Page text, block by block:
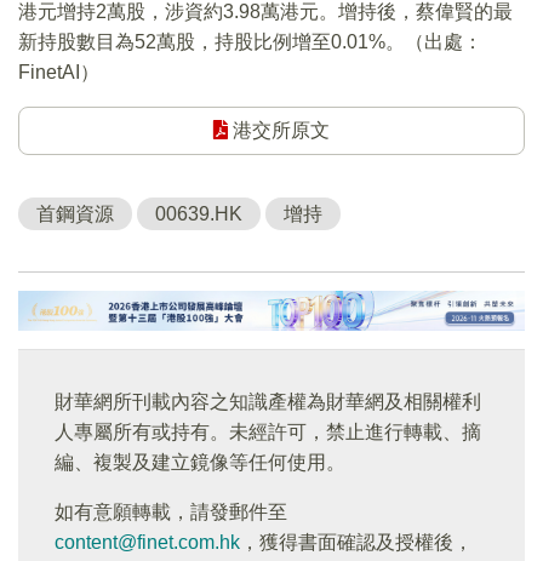
港元增持2萬股，涉資約3.98萬港元。增持後，蔡偉賢的最
新持股數目為52萬股，持股比例增至0.01%。（出處：
FinetAI）
港交所原文
首鋼資源 00639.HK 增持
財華網所刊載內容之知識產權為財華網及相關權利
人專屬所有或持有。未經許可，禁止進行轉載、摘
編、複製及建立鏡像等任何使用。
如有意願轉載，請發郵件至
content@finet.com.hk ，獲得書面確認及授權後，